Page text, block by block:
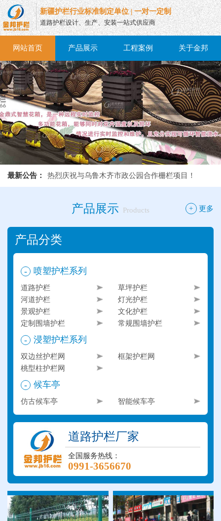
新疆护栏行业标准制定单位 | 一对一定制
道路护栏设计、生产、安装一站式供应商
网站首页 产品展示 工程案例 关于金邦
最新公告：
热烈庆祝与乌鲁木齐市政公园合作栅栏项目！
热烈庆祝与乌鲁木齐市政公园合作栅栏项目！
+
更多
产品展示 Products
产品分类
- 喷塑护栏系列
道路护栏
草坪护栏
河道护栏
灯光护栏
景观护栏
文化护栏
定制围墙护栏
常规围墙护栏
- 浸塑护栏系列
双边丝护栏网
框架护栏网
桃型柱护栏网
- 候车亭
仿古候车亭 智能候车亭
道路护栏厂家
全国服务热线：
0991-3656670